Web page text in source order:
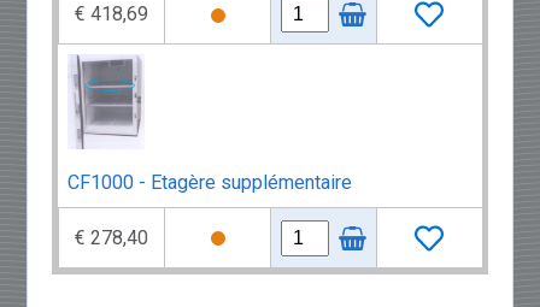
€ 418,69
CF1000 - Etagère supplémentaire
€ 278,40